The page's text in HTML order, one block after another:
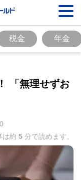
税金 年金
「無理せずお
は約 5 分で読めます。